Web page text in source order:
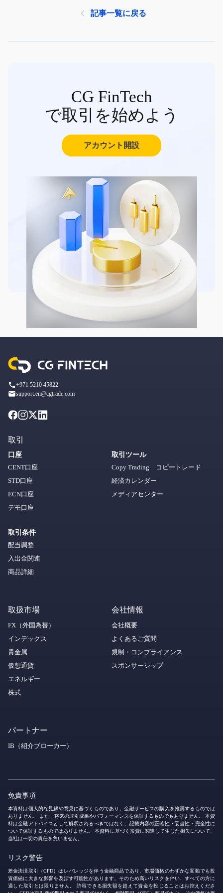
記事一覧に戻る
CG FinTech
で取引を始めよう
アカウント開設
+971 5210 45822
support.en@cgtrade.com
取引
口座
CENT口座
STD口座
ECN口座
デモ口座
取引条件
配当調整
入出金関連
商品詳細
取引ツール
Copy Trading コピートレード
経済カレンダー
メディアセンター
取扱市場
FX（外国為替）
インデックス
貴金属
仮想通貨
エネルギー
株式
会社情報
会社概要
よくあるご質問
規制・コンプライアンス
スポンサーシップ
パートナー
IB（紹介ブローカー）
免責事項
本資料は個人的な見解や意見に基づくものであり、金融サービスの購入を推奨するものでは
ありません。 また、将来の取引成果やパフォーマンスを保証するものでもありません。 本資
料は金融アドバイスとして解釈されるべきではなく、記載内容の正確性・妥当性・完全性に
ついて保証するものではありません。 本資料に基づく投資に関連して生じた損失について、
当社は一切の責任を負いません。
リスク警告
差金決済取引（CFD）はレバレッジを伴う金融商品であり、市場価格のわずかな変動でも投
資価値に大きな影響を及ぼす可能性があります。そのため高いリスクを伴い、すべての方に
適した取引とは限りません。 許容できる損失額を超えて資金を投じることはお控えくださ